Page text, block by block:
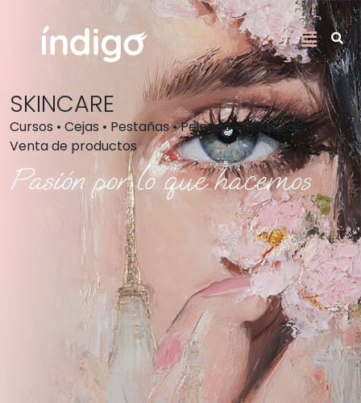
SKINCARE
Cursos • Cejas • Pestañas • Peinado • Maquillaje •
Venta de productos
Pasión por lo que hacemos